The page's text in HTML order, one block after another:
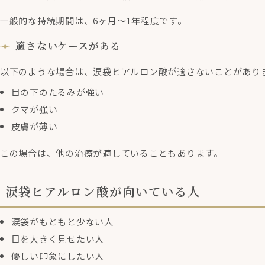
一般的な持続期間は、6ヶ月〜1年程度です。
適さないケースがある
以下のような場合は、涙袋ヒアルロン酸が適さないことがあり
目の下のたるみが強い
クマが強い
皮膚が薄い
この場合は、他の治療が適していることもあります。
涙袋ヒアルロン酸が向いている人
涙袋がもともと少ない人
目を大きく見せたい人
優しい印象にしたい人